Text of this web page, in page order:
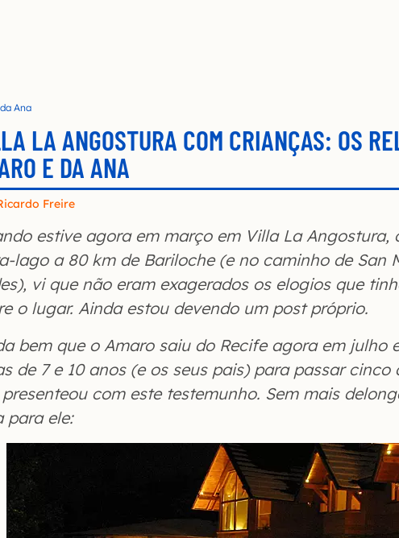
Ana
LA ANGOSTURA COM CRIANÇAS: OS
E DA ANA
Freire
estive agora em março em Villa La Angostura,
lago a 80 km de Bariloche (e no caminho de San
vi que não eram exagerados os elogios que
o lugar. Ainda estou devendo um post próprio.
bem que o Amaro saiu do Recife agora em julho
de 7 e 10 anos (e os seus pais) para passar cinco
com este testemunho. Sem mais
para ele: